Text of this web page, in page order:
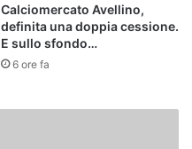
Calciomercato Avellino,
definita una doppia cessione.
E sullo sfondo…
6 ore fa